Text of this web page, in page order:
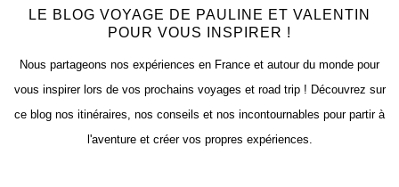
LE BLOG VOYAGE DE PAULINE ET VALENTIN
POUR VOUS INSPIRER !
Nous partageons nos expériences en France et autour du monde pour
vous inspirer lors de vos prochains voyages et road trip ! Découvrez sur
ce blog nos itinéraires, nos conseils et nos incontournables pour partir à
l'aventure et créer vos propres expériences.